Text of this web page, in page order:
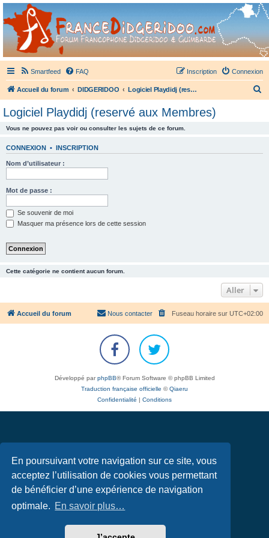
En poursuivant votre navigation sur ce site, vous
acceptez l’utilisation de cookies vous permettant
de bénéficier d’une expérience de navigation
optimale. En savoir plus…
France Didgeridoo
Didgeridoo et Guimbarde sur France Didgeridoo - retrouvez la communauté.
Smartfeed FAQ Connexion
Inscription
Accueil du forum DIDGERIDOO Logiciel Playdidj (reservé aux Membres)
Logiciel Playdidj (reservé aux Membres)
Vous ne pouvez pas voir ou consulter les sujets de ce forum.
CONNEXION • INSCRIPTION
Nom d’utilisateur :
Mot de passe :
Se souvenir de moi
Masquer ma présence lors de cette session
Cette catégorie ne contient aucun forum.
Aller
Accueil du forum Fuseau horaire sur UTC+02:00
Nous contacter
Développé parphpBB® Forum Software © phpBB Limited
Traduction française officielle ©Qiaeru
Confidentialité | Conditions